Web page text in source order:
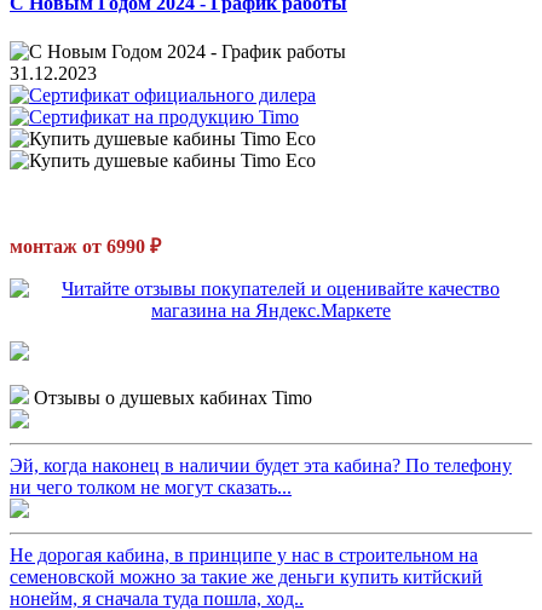
31.12.2023
монтаж от 6990 ₽
Отзывы о душевых кабинах Timo
Эй, когда наконец в наличии будет эта кабина? По телефону
ни чего толком не могут сказать...
Не дорогая кабина, в принципе у нас в строительном на
семеновской можно за такие же деньги купить китйский
нонейм, я сначала туда пошла, ход..